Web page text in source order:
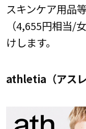
スキンケア用品
（4,655円相当/
けします。
athletia（アスレ